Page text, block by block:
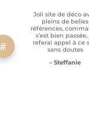
Joli site de déco
pleins de belles
références,
s’est bien passée,
referai appel à ce
sans doutes
– Steffanie